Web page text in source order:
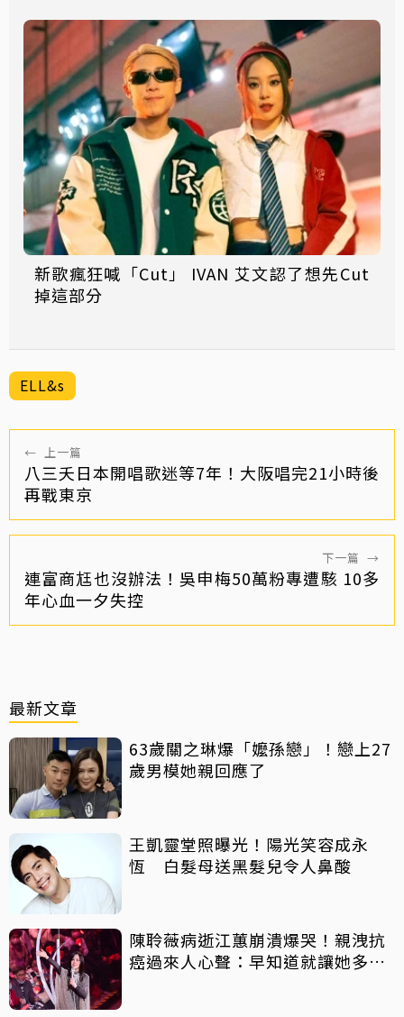
新歌瘋狂喊「Cut」 IVAN 艾文認了想先Cut
掉這部分
ELL&s
← 上一篇
八三夭日本開唱歌迷等7年！大阪唱完21小時後
再戰東京
下一篇 →
連富商尪也沒辦法！吳申梅50萬粉專遭駭 10多
年心血一夕失控
最新文章
63歲關之琳爆「嬤孫戀」！戀上27
歲男模她親回應了
王凱靈堂照曝光！陽光笑容成永
恆 白髮母送黑髮兒令人鼻酸
陳聆薇病逝江蕙崩潰爆哭！親洩抗
癌過來人心聲：早知道就讓她多化